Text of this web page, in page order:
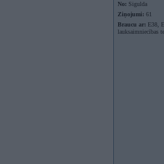
No: Sigulda
Ziņojumi: 61
Braucu ar: E38,
lauksaimniecības